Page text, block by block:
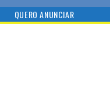
QUERO ANUNCIAR